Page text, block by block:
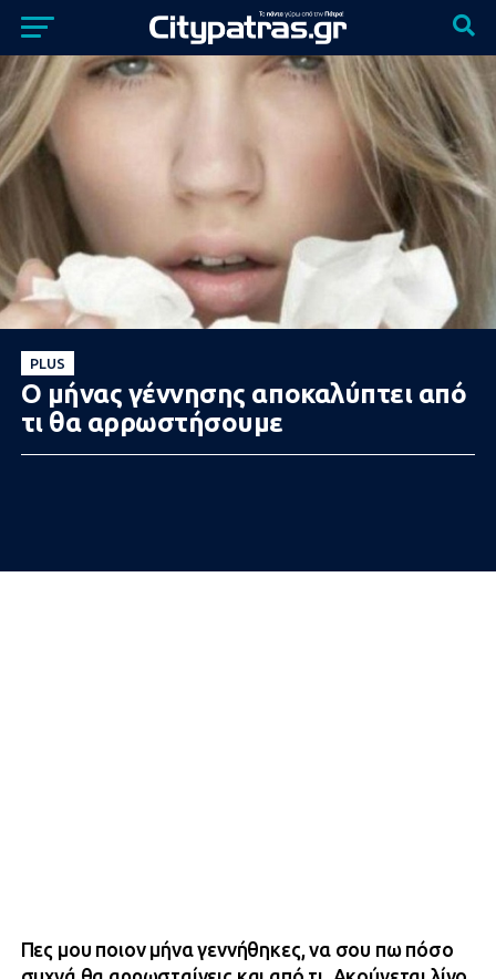
PLUS
Ο μήνας γέννησης αποκαλύπτει από
τι θα αρρωστήσουμε
Πες μου ποιον μήνα γεννήθηκες, να σου πω πόσο